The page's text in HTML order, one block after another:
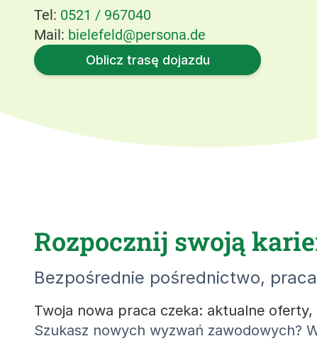
Tel: 0521 / 967040
Mail: bielefeld@persona.de
Oblicz trasę dojazdu
Rozpocznij swoją
Bezpośrednie pośrednictwo,
Twoja nowa praca czeka: aktualne
Szukasz nowych wyzwań zawodowych?